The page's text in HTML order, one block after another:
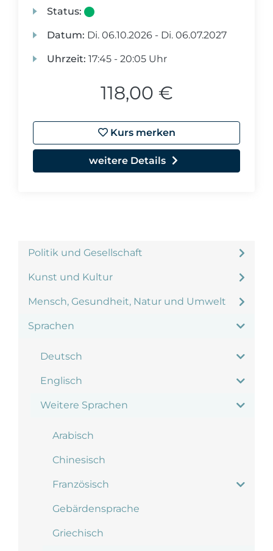
Politik und Gesellschaft
Kunst und Kultur
Mensch, Gesundheit, Natur und Umwelt
Sprachen
Deutsch
Englisch
Weitere Sprachen
Arabisch
Chinesisch
Französisch
Gebärdensprache
Griechisch
Status:
Datum: Di. 06.10.2026 - Di. 06.07.2027
Uhrzeit: 17:45 - 20:05 Uhr
118,00 €
Kurs merken
weitere Details